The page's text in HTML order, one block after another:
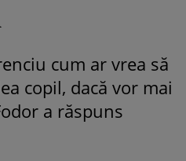
cum ar vrea să
copil, dacă vor mai
a răspuns